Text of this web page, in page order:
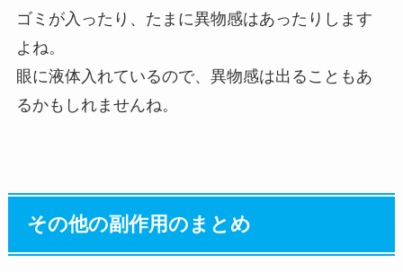
ゴミが入ったり、たまに異物感はあったりします
よね。
眼に液体入れているので、異物感は出ることもあ
るかもしれませんね。
その他の副作用のまとめ